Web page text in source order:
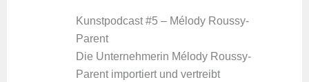
Kunstpodcast #5 – Mélody Roussy-
Parent
Die Unternehmerin Mélody Roussy-
Parent importiert und vertreibt